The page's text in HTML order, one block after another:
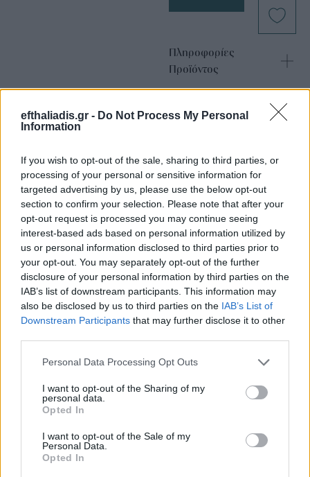
efthaliadis.gr - Do Not Process My Personal
Information
If you wish to opt-out of the sale, sharing to third parties, or
processing of your personal or sensitive information for
targeted advertising by us, please use the below opt-out
section to confirm your selection. Please note that after your
opt-out request is processed you may continue seeing
interest-based ads based on personal information utilized by
us or personal information disclosed to third parties prior to
your opt-out. You may separately opt-out of the further
disclosure of your personal information by third parties on the
IAB’s list of downstream participants. This information may
also be disclosed by us to third parties on the IAB’s List of
Downstream Participants that may further disclose it to other
Personal Data Processing Opt Outs
I want to opt-out of the Sharing of my
personal data.
Opted In
I want to opt-out of the Sale of my
Personal Data.
Opted In
Πληροφορίες
Προϊόντος
Επιλογές Που Ταιριάζουν
Ανακαλύψτε τα κοσμήματα που αγαπήθηκαν περισσότερο!
Εδώ θα βρείτε τις κορυφαίες επιλογές που ξεχωρίζουν για
το μοναδικό τους στυλ και την εξαιρετική τους ποιότητα.
-4%